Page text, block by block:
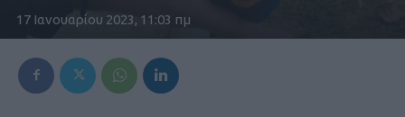
17 Ιανουαρίου 2023, 11:03 πμ